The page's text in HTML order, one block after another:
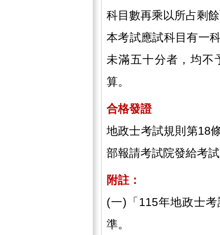
科目數再乘以所占剩
本考試應試科目有一
未滿五十分者，均不
算。
合格發證
地政士考試規則第18
部報請考試院發給考
附註：
(一)「115年地政士
準。